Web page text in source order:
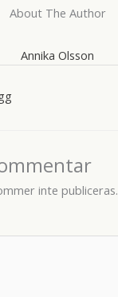
About The Author
Annika Olsson
inte publiceras.